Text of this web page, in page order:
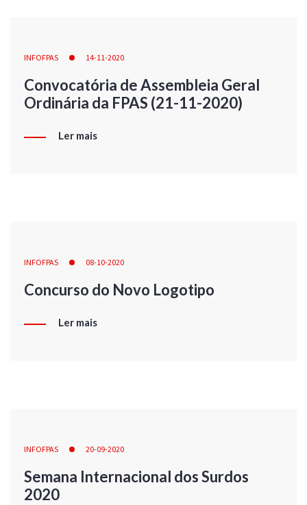
INFOFPAS 14-11-2020
Convocatória de Assembleia Geral
Ordinária da FPAS (21-11-2020)
Ler mais
INFOFPAS 08-10-2020
Concurso do Novo Logotipo
Ler mais
INFOFPAS 20-09-2020
Semana Internacional dos Surdos
2020